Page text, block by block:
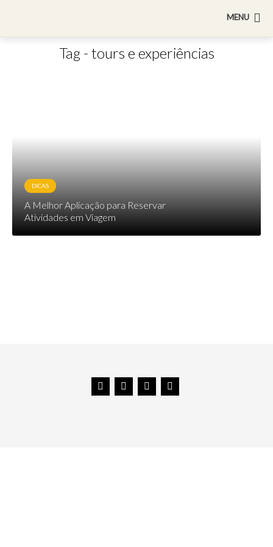
MENU
Tag - tours e experiências
DICAS
A Melhor Aplicação para Reservar
Atividades em Viagem